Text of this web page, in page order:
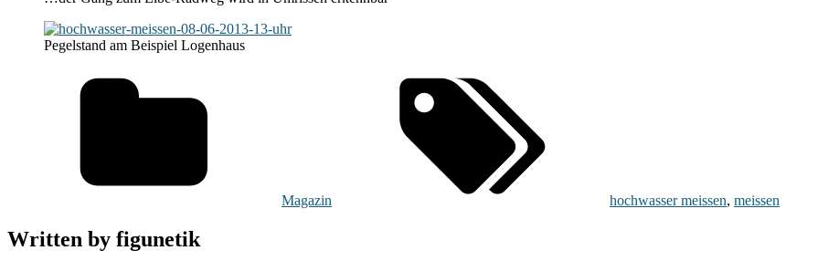
Pegelstand am Beispiel Logenhaus
Magazin hochwasser meissen, meissen
Written by figunetik